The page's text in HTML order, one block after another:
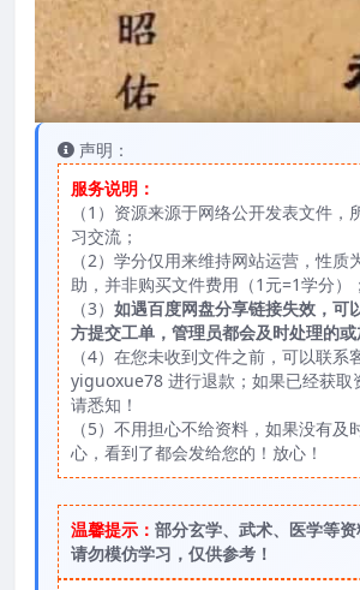
声明：
服务说明：
（1）资源来源于网络公开发表文件，
习交流；
（2）学分仅用来维持网站运营，性质
助，并非购买文件费用（1元=1学分）；
（3） 如遇百度网盘分享链接失效，可
方提交工单，管理员都会及时处理的或
（4）在您未收到文件之前，可以联系
yiguoxue78 进行退款；如果已经获取
请悉知！
（5）不用担心不给资料，如果没有及
心，看到了都会发给您的！放心！
温馨提示： 部分玄学、武术、医学等
请勿模仿学习，仅供参考！